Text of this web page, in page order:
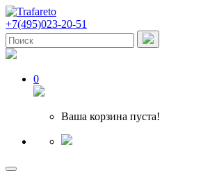
+7(495)023-20-51
0
Ваша корзина пуста!